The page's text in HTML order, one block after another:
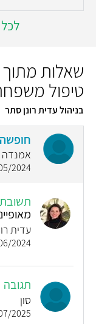
שאלות מתוך
טיפול
בניהול עדית רונן סתר
אמנדה
| 17:40
עדית
| 18:33
תגובה
סון
| 20:51